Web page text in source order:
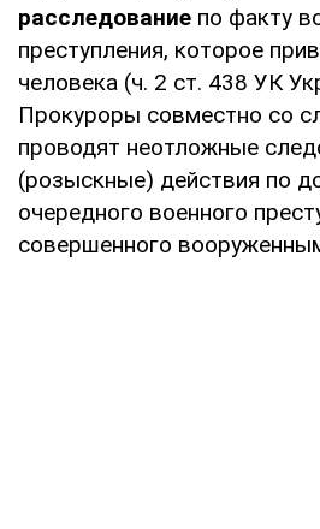
расследование по факту
преступления, которое
человека (ч. 2 ст. 438 УК
Прокуроры совместно со
проводят неотложные
(розыскные) действия по
очередного военного
совершенного